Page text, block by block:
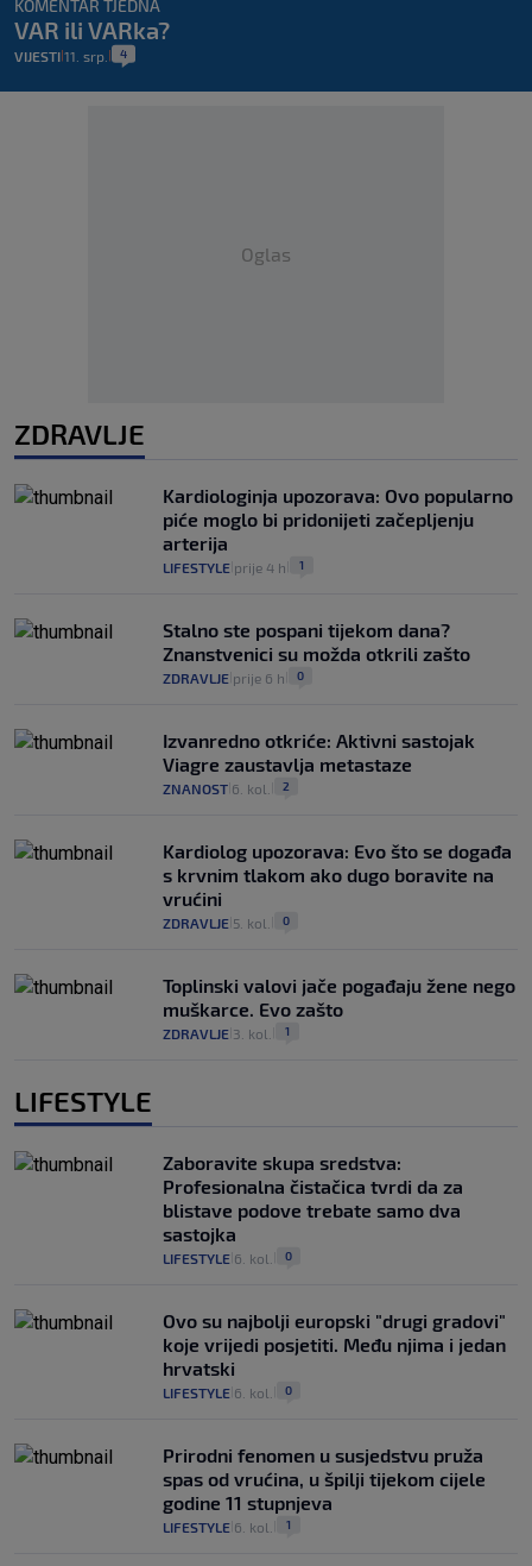
KOMENTAR TJEDNA
VAR ili VARka?
VIJESTI 11. srp. 4
Oglas
ZDRAVLJE
Kardiologinja upozorava: Ovo popularno
piće moglo bi pridonijeti začepljenju
arterija
LIFESTYLE prije 4 h 1
Stalno ste pospani tijekom dana?
Znanstvenici su možda otkrili zašto
ZDRAVLJE prije 6 h 0
Izvanredno otkriće: Aktivni sastojak
Viagre zaustavlja metastaze
ZNANOST 6. kol. 2
Kardiolog upozorava: Evo što se događa
s krvnim tlakom ako dugo boravite na
vrućini
ZDRAVLJE 5. kol. 0
Toplinski valovi jače pogađaju žene nego
muškarce. Evo zašto
ZDRAVLJE 3. kol. 1
LIFESTYLE
Zaboravite skupa sredstva:
Profesionalna čistačica tvrdi da za
blistave podove trebate samo dva
sastojka
LIFESTYLE 6. kol. 0
Ovo su najbolji europski "drugi gradovi"
koje vrijedi posjetiti. Među njima i jedan
hrvatski
LIFESTYLE 6. kol. 0
Prirodni fenomen u susjedstvu pruža
spas od vrućina, u špilji tijekom cijele
godine 11 stupnjeva
LIFESTYLE 6. kol. 1